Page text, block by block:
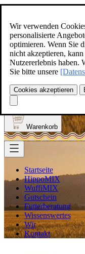
Wir verwenden
personalisierte
optimieren. Wenn Sie
nicht akzeptieren,
Nutzererlebnis haben.
Sie bitte unsere
Cookies akzeptieren
Zum Inhalt springen
+49(0)5129-308
Produkt finden
0
Warenkorb
Startseite
HippoMIX
WuffiMIX
Gutschein
Futterberatung
Wissenswertes
Wir
Kontakt